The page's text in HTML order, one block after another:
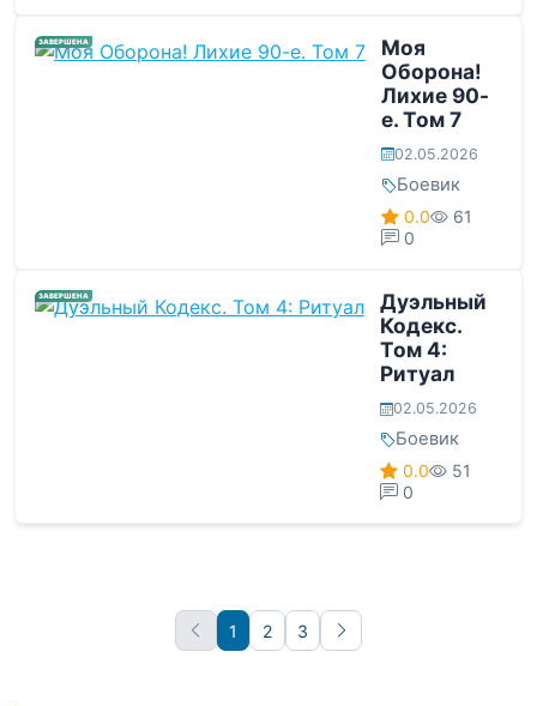
ЗАВЕРШЕНА
Моя
Оборона!
Лихие 90-
е. Том 7
02.05.2026
Боевик
0.0
61
0
ЗАВЕРШЕНА
Дуэльный
Кодекс.
Том 4:
Ритуал
02.05.2026
Боевик
0.0
51
0
1 2 3
Вперёд